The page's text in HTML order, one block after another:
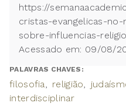
https://
cristas-evangelicas-
sobre-influencias-
Acessado em: 09/08/
PALAVRAS CHAVES:
filosofia religião
interdisciplinar